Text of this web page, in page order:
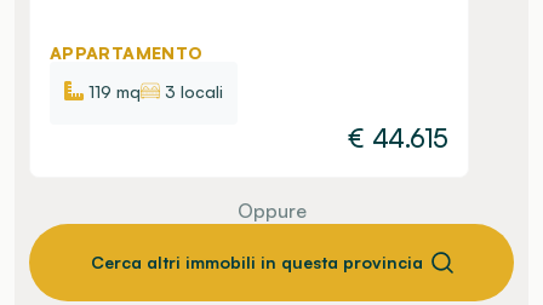
APPARTAMENTO
119 mq
3 locali
€ 44.615
Oppure
Cerca altri immobili in questa provincia